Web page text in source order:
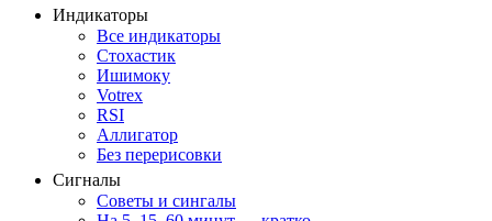
Индикаторы
Все индикаторы
Стохастик
Ишимоку
Votrex
RSI
Аллигатор
Без перерисовки
Сигналы
Советы и сингалы